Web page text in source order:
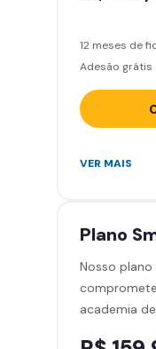
12 meses de
Adesão grátis
Acesso
Cadeira
Skeelo
Área de
Smart
VER MAIS
Plano
Nosso
academia